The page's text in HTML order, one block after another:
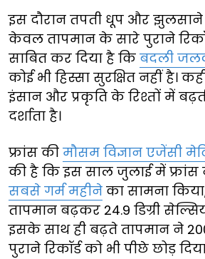
इस दौरान तपती धूप और
केवल तापमान के सारे पुराने
साबित कर दिया है कि बदली
कोई भी हिस्सा सुरक्षित नहीं है।
इंसान और प्रकृति के रिश्तों में
दर्शाता है।
फ्रांस की मौसम विज्ञान एजेंसी
की है कि इस साल जुलाई में फ्रांस
सबसे गर्म महीने का सामना
तापमान बढ़कर 24.9 डिग्री
इसके साथ ही बढ़ते तापमान ने
पुराने रिकॉर्ड को भी पीछे छोड़